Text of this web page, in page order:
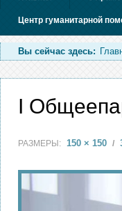
Центр гуманитарной
Вы сейчас здесь:
I
РАЗМЕРЫ: 150 × 150 /